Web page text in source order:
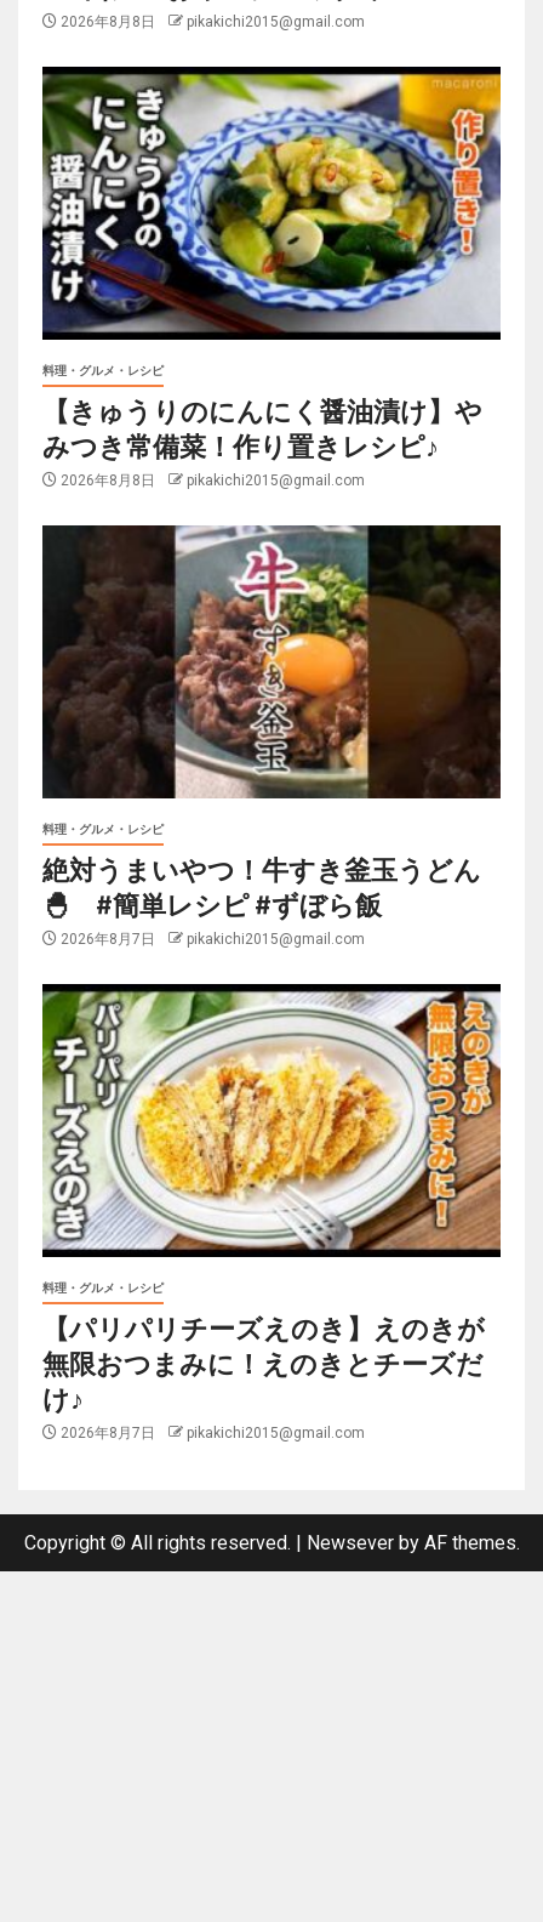
2026年8月8日 pikakichi2015@gmail.com
料理・グルメ・レシピ
【きゅうりのにんにく醤油漬け】や
みつき常備菜！作り置きレシピ♪
2026年8月8日 pikakichi2015@gmail.com
料理・グルメ・レシピ
絶対うまいやつ！牛すき釜玉うどん
🐣 #簡単レシピ #ずぼら飯
2026年8月7日 pikakichi2015@gmail.com
料理・グルメ・レシピ
【パリパリチーズえのき】えのきが
無限おつまみに！えのきとチーズだ
け♪
2026年8月7日 pikakichi2015@gmail.com
Copyright © All rights reserved. | Newseverby AF themes.